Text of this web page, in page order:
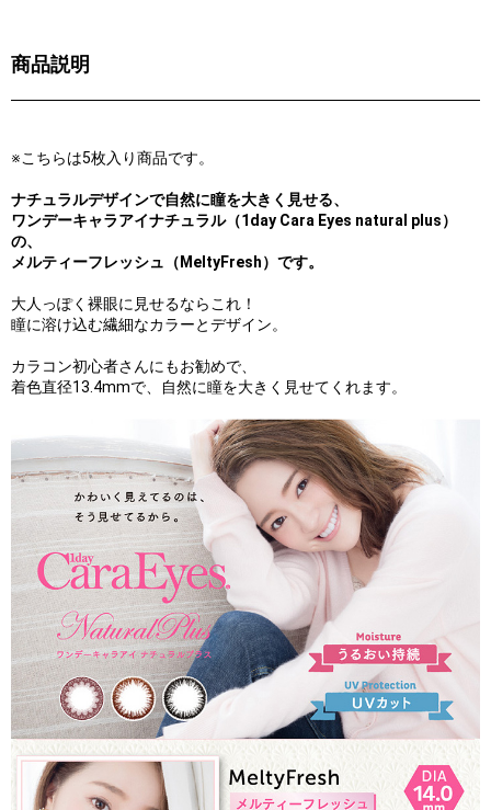
商品説明
※こちらは5枚入り商品です。
ナチュラルデザインで自然に瞳を大きく見せる、
ワンデーキャラアイナチュラル（1day Cara Eyes natural plus）
の、
メルティーフレッシュ（MeltyFresh）です。
大人っぽく裸眼に見せるならこれ！
瞳に溶け込む繊細なカラーとデザイン。
カラコン初心者さんにもお勧めで、
着色直径13.4mmで、自然に瞳を大きく見せてくれます。